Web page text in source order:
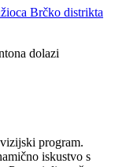
Brčko distrikta
dolazi
program.
iskustvo s